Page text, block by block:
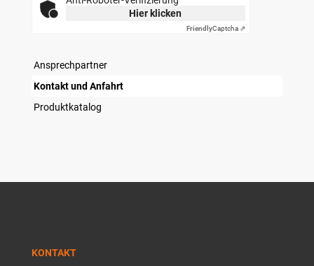
Hier klicken
FriendlyCaptcha ⇗
Ansprechpartner
Kontakt und Anfahrt
Produktkatalog
KONTAKT